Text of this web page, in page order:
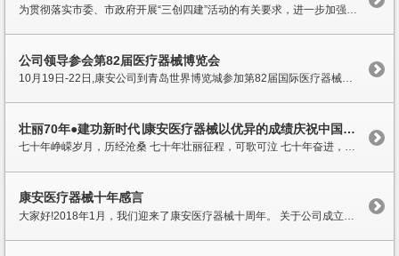
公司领导参会第82届医疗器械博览会
10月19日-22日,康安公司到青岛世界博览城参加第82届国际医疗器械博览会,会上,邢经理对各个展厅各个参展商的产品进行了详细的参观,针对客户的需求,对相应的产品进行了考察,尤其对新产品的发布会进行了认真的观看和详细了解,还会见了相关厂家的重要领导,通过参加会展,对康安医疗器械的进一步市...
壮丽70年●建功新时代∣康安医疗器械以优异的成绩庆祝中国70华诞
七十年峥嵘岁月，历经沧桑 七十年壮丽征程，可歌可泣 七十年奋进，我们谱写一首恢弘史诗 七十年追梦，我们创造一个伟大奇迹 在祖国生日来临之际，康安医疗器械也迎来十二周年。 十二年来，康安不断奋进，取得了长足进展，我代表康安对多年来一直关心、支持康安发展的新老客户表示 衷心的感谢...
康安医疗器械十年感言